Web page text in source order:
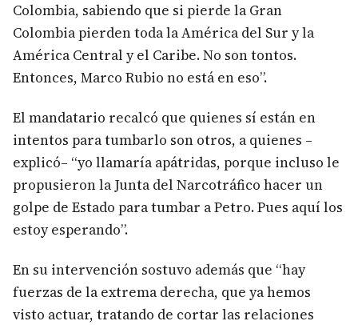
Colombia, sabiendo que si pierde la Gran
Colombia pierden toda la América del Sur y la
América Central y el Caribe. No son tontos.
Entonces, Marco Rubio no está en eso”.
El mandatario recalcó que quienes sí están en
intentos para tumbarlo son otros, a quienes –
explicó– “yo llamaría apátridas, porque incluso le
propusieron la Junta del Narcotráfico hacer un
golpe de Estado para tumbar a Petro. Pues aquí los
estoy esperando”.
En su intervención sostuvo además que “hay
fuerzas de la extrema derecha, que ya hemos
visto actuar, tratando de cortar las relaciones